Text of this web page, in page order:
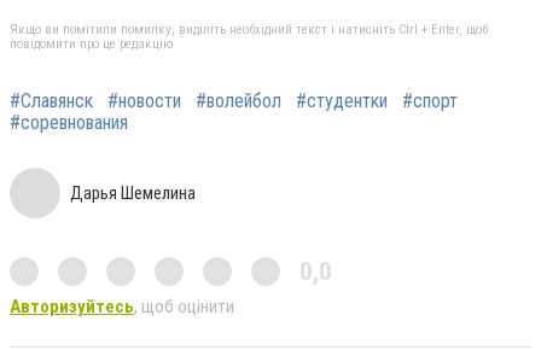
Якщо ви помітили помилку, виділіть необхідний текст і натисніть Ctrl + Enter, щоб
повідомити про це редакцію
#Славянск #новости #волейбол #студентки
#спорт
#соревнования
Дарья Шемелина
0,0
Авторизуйтесь, щоб оцінити